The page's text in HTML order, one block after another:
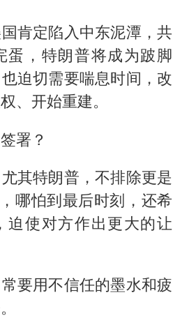
肯定陷入中东泥潭，共
蛋，特朗普将成为跛脚
迫切需要喘息时间，改
、开始重建。
署？
其特朗普，不排除更是
哪怕到最后时刻，还希
迫使对方作出更大的让
要用不信任的墨水和疲